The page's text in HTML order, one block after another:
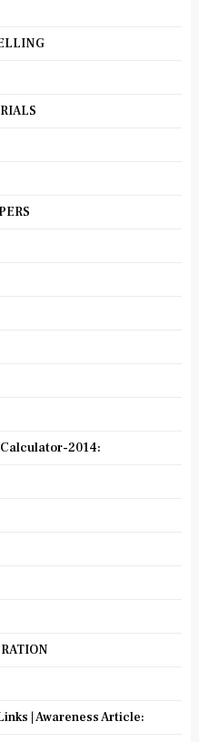
Calculator-2014:
| Awareness Article: